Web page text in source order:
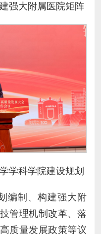
强大附属医院矩阵
学科学院建设规划
编制、构建强大附
管理机制改革、落
质量发展政策等议